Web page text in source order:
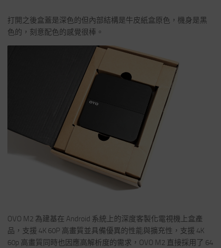
打開之後盒蓋是深色的但內部結構是牛皮紙盒原色，機身是黑
色的，刻意配色的感覺很棒。
OVO M2 為建基在 Android 系統上的深度客製化電視機上盒產
品，支援 4K 60P 高畫質並具備優異的性能與擴充性，支援 4K
60p 高畫質同時也因應高解析度的需求，OVO M2 直接採用了 64